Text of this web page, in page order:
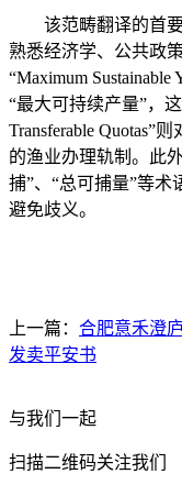
该范畴翻译的首要
熟悉经济学、公共政
“Maximum
“最大可持续产量”，
Transferable Quotas”
的渔业办理轨制。此
捕”、“总可捕量”等
避免歧义。
上一篇： 合肥意禾澄
发卖平安书
与我们一起
扫描二维码关注我们